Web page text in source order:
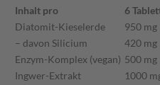
Inhalt pro
6
Diatomit-Kieselerde
950 mg
– davon Silicium
420 mg
Enzym-Komplex (vegan) 500 mg
Ingwer-Extrakt
1000